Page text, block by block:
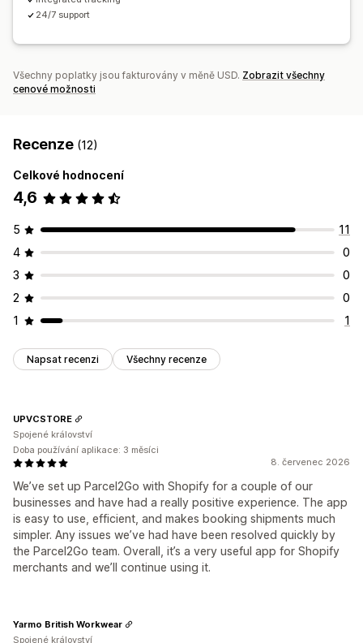
Analytika přepravy
24/7 support
Všechny poplatky jsou fakturovány v měně USD. Zobrazit všechny
cenové možnosti
Recenze (12)
Celkové hodnocení
4,6
5
11
4
0
3
0
2
0
1
1
Napsat recenzi Všechny recenze
8. červenec 2026
We’ve set up Parcel2Go with Shopify for a couple of our
businesses and have had a really positive experience. The app
is easy to use, efficient, and makes booking shipments much
simpler. Any issues we’ve had have been resolved quickly by
the Parcel2Go team. Overall, it’s a very useful app for Shopify
merchants and we’ll continue using it.
UPVCSTORE
Spojené království
Doba používání aplikace: 3 měsíci
Yarmo British Workwear
Spojené království